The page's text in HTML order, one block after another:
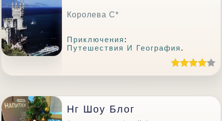
Королева С*
Приключения :
Путешествия И География .
Нг Шоу Блог